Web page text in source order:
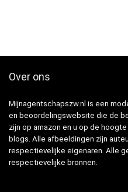
Over ons
Mijnagentschapszw.nl is een
en beoordelingswebsite die de
zijn op amazon en u op de
blogs. Alle afbeeldingen zijn
respectievelijke eigenaren. Alle
respectievelijke bronnen.